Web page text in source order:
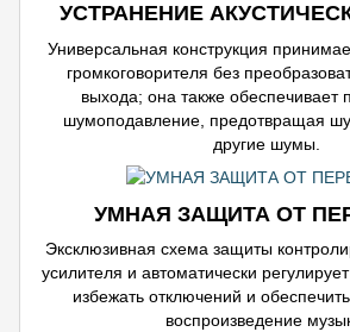
УСТРАНЕНИЕ
Универсальная конструкция
громкоговорителя без
выхода; она также обеспечивает
шумоподавление, предотвращая
другие шумы.
УМНАЯ ЗАЩИТА ОТ
Эксклюзивная схема защиты
усилителя и автоматически
избежать отключений и
воспроизведение